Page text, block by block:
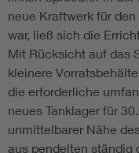
neue Kraftwerk für
war, ließ sich die
Mit Rücksicht auf das
kleinere
die erforderliche
neues Tanklager für
unmittelbarer Nähe
aus pendelten ständig